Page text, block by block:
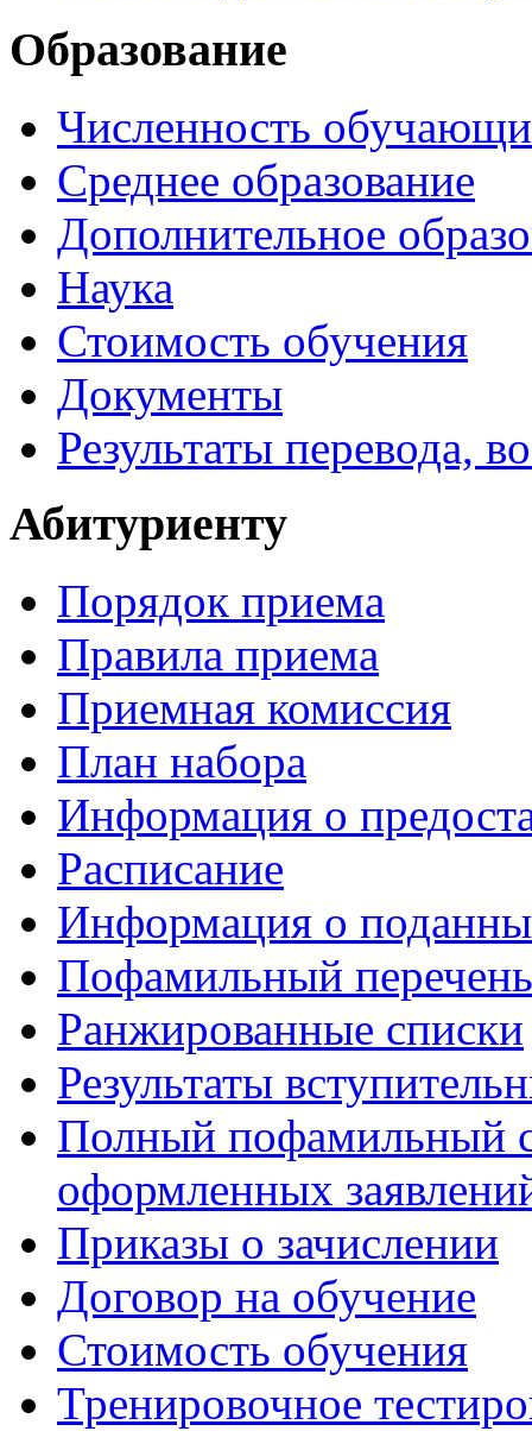
Образование
Численность
Среднее образование
Дополнительное
Наука
Стоимость обучения
Документы
Результаты перевода,
Абитуриенту
Порядок приема
Правила приема
Приемная комиссия
План набора
Информация о
Расписание
Информация о
Пофамильный
Ранжированные списки
Результаты
Полный пофамильный
оформленных
Приказы о зачислении
Договор на обучение
Стоимость обучения
Тренировочное